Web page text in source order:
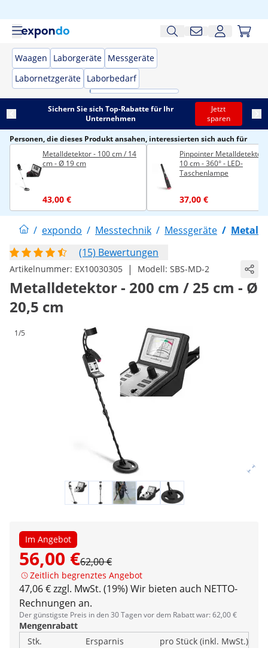
Waagen Laborgeräte Messgeräte
Labornetzgeräte Laborbedarf
Sichern Sie sich Top-Rabatte für Ihr
Unternehmen
Jetzt
sparen
Personen, die dieses Produkt ansahen, interessierten sich auch für
Metalldetektor - 100 cm / 14
cm - Ø 19 cm
43,00 €
Pinpointer Metalldetektor -
10 cm - 360° - LED-
Taschenlampe
37,00 €
/ expondo / Messtechnik / Messgeräte /
(15) Bewertungen
Artikelnummer: EX10030305 | Modell: SBS-MD-2
Metalldetektor - 200 cm / 25 cm - Ø
20,5 cm
1/5
Im Angebot
56,00 €62,00 €
Zeitlich begrenztes Angebot
47,06 € zzgl. MwSt. (19%) Wir bieten auch NETTO-
Rechnungen an.
Der günstigste Preis in den 30 Tagen vor dem Rabatt war: 62,00 €
Mengenrabatt
Stk.
Ersparnis
pro Stück (inkl. MwSt.)